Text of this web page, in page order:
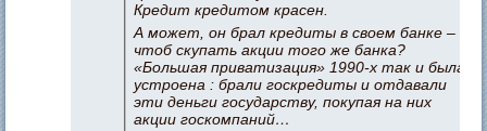
Кредит кредитом красен.
А может, он брал кредиты в своем банке –
чтоб скупать акции того же банка?
«Большая приватизация» 1990-х так и была
устроена : брали госкредиты и отдавали
эти деньги государству, покупая на них
акции госкомпаний…